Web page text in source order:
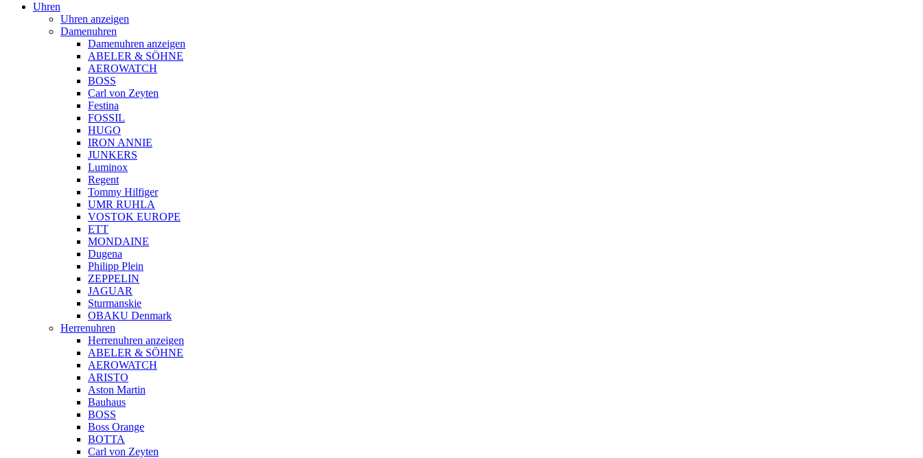
Uhren
Uhren anzeigen
Damenuhren
Damenuhren anzeigen
ABELER & SÖHNE
AEROWATCH
BOSS
Carl von Zeyten
Festina
FOSSIL
HUGO
IRON ANNIE
JUNKERS
Luminox
Regent
Tommy Hilfiger
UMR RUHLA
VOSTOK EUROPE
ETT
MONDAINE
Dugena
Philipp Plein
ZEPPELIN
JAGUAR
Sturmanskie
OBAKU Denmark
Herrenuhren
Herrenuhren anzeigen
ABELER & SÖHNE
AEROWATCH
ARISTO
Aston Martin
Bauhaus
BOSS
Boss Orange
BOTTA
Carl von Zeyten